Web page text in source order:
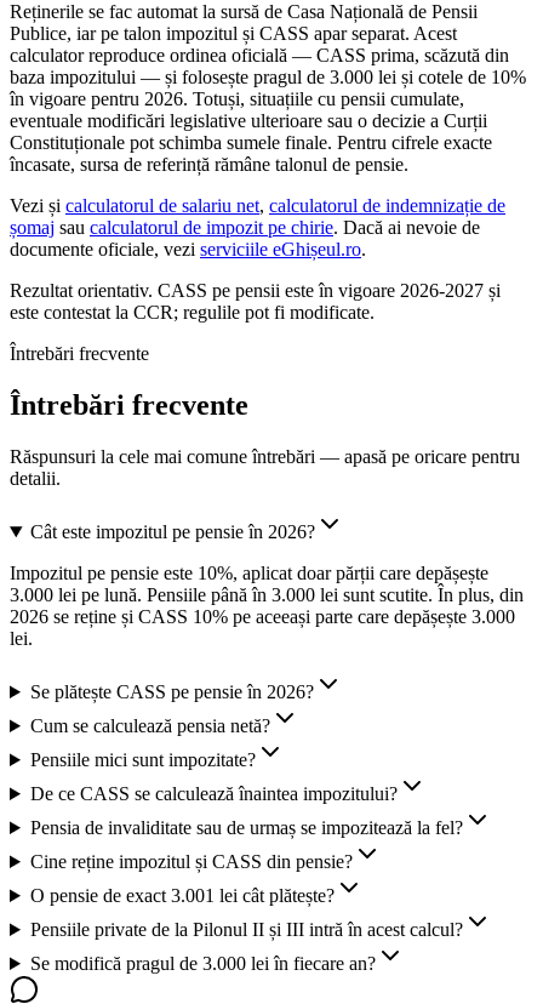
Reținerile se fac automat la sursă de Casa Națională de Pensii
Publice, iar pe talon impozitul și CASS apar separat. Acest
calculator reproduce ordinea oficială — CASS prima, scăzută din
baza impozitului — și folosește pragul de 3.000 lei și cotele de 10%
în vigoare pentru 2026. Totuși, situațiile cu pensii cumulate,
eventuale modificări legislative ulterioare sau o decizie a Curții
Constituționale pot schimba sumele finale. Pentru cifrele exacte
încasate, sursa de referință rămâne talonul de pensie.
Vezi și calculatorul de salariu net, calculatorul de indemnizație de
șomaj sau calculatorul de impozit pe chirie. Dacă ai nevoie de
documente oficiale, vezi serviciile eGhișeul.ro.
Rezultat orientativ. CASS pe pensii este în vigoare 2026-2027 și
este contestat la CCR; regulile pot fi modificate.
Întrebări frecvente
Întrebări frecvente
Răspunsuri la cele mai comune întrebări — apasă pe oricare pentru
detalii.
Cât este impozitul pe pensie în 2026?
Impozitul pe pensie este 10%, aplicat doar părții care depășește
3.000 lei pe lună. Pensiile până în 3.000 lei sunt scutite. În plus, din
2026 se reține și CASS 10% pe aceeași parte care depășește 3.000
lei.
Se plătește CASS pe pensie în 2026?
Cum se calculează pensia netă?
Pensiile mici sunt impozitate?
De ce CASS se calculează înaintea impozitului?
Pensia de invaliditate sau de urmaș se impozitează la fel?
Cine reține impozitul și CASS din pensie?
O pensie de exact 3.001 lei cât plătește?
Pensiile private de la Pilonul II și III intră în acest calcul?
Se modifică pragul de 3.000 lei în fiecare an?